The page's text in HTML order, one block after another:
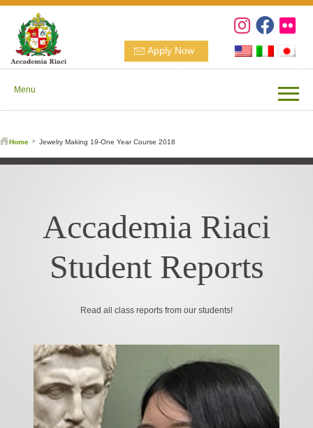
Apply Now
Menu
Home Jewelry Making 19-One Year Course 2018
Accademia Riaci
Student Reports
Read all class reports from our students!